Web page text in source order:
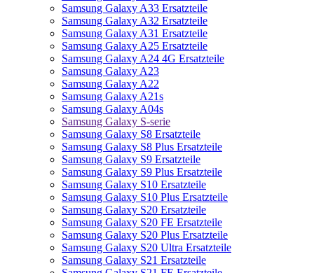
Samsung Galaxy A33 Ersatzteile
Samsung Galaxy A32 Ersatzteile
Samsung Galaxy A31 Ersatzteile
Samsung Galaxy A25 Ersatzteile
Samsung Galaxy A24 4G Ersatzteile
Samsung Galaxy A23
Samsung Galaxy A22
Samsung Galaxy A21s
Samsung Galaxy A04s
Samsung Galaxy S-serie
Samsung Galaxy S8 Ersatzteile
Samsung Galaxy S8 Plus Ersatzteile
Samsung Galaxy S9 Ersatzteile
Samsung Galaxy S9 Plus Ersatzteile
Samsung Galaxy S10 Ersatzteile
Samsung Galaxy S10 Plus Ersatzteile
Samsung Galaxy S20 Ersatzteile
Samsung Galaxy S20 FE Ersatzteile
Samsung Galaxy S20 Plus Ersatzteile
Samsung Galaxy S20 Ultra Ersatzteile
Samsung Galaxy S21 Ersatzteile